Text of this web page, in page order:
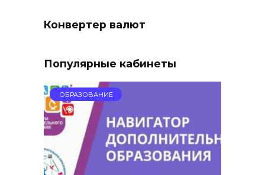
Конвертер валют
Популярные кабинеты
ОБРАЗОВАНИЕ